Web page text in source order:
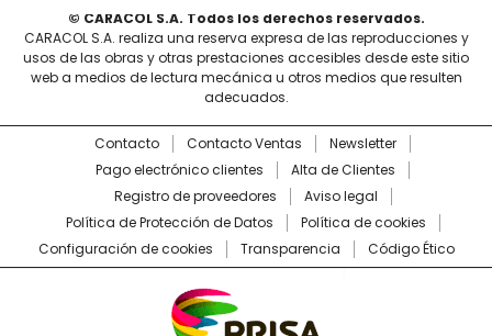
© CARACOL S.A. Todos los derechos reservados.
CARACOL S.A. realiza una reserva expresa de las reproducciones y
usos de las obras y otras prestaciones accesibles desde este sitio
web a medios de lectura mecánica u otros medios que resulten
adecuados.
Contacto Contacto Ventas
Newsletter
Pago electrónico clientes
Alta de Clientes
Registro de proveedores
Aviso legal
Política de Protección de Datos
Política de cookies
Configuración de cookies
Transparencia Código Ético